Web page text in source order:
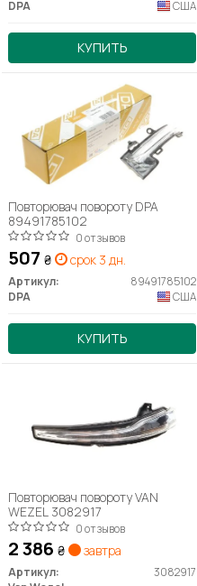
DPA
США
КУПИТЬ
Повторювач повороту DPA
89491785102
0 отзывов
507 ₴ срок 3 дн.
Артикул:
89491785102
DPA
США
КУПИТЬ
Повторювач повороту VAN
WEZEL 3082917
0 отзывов
2 386 ₴ завтра
Артикул:
3082917